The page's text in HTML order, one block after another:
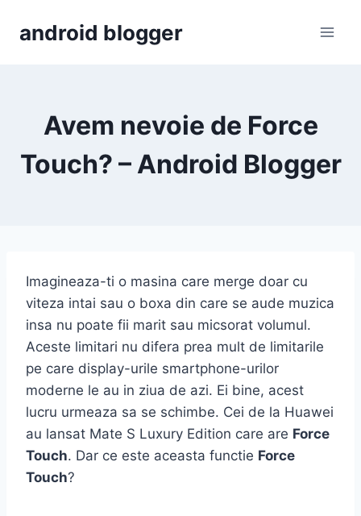
android blogger
Avem nevoie de Force
Touch? – Android Blogger
Imagineaza-ti o masina care merge doar cu
viteza intai sau o boxa din care se aude muzica
insa nu poate fii marit sau micsorat volumul.
Aceste limitari nu difera prea mult de limitarile
pe care display-urile smartphone-urilor
moderne le au in ziua de azi. Ei bine, acest
lucru urmeaza sa se schimbe. Cei de la Huawei
au lansat Mate S Luxury Edition care are Force
Touch. Dar ce este aceasta functie Force
Touch?